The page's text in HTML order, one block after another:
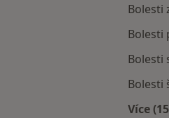
Bolesti
Bolesti
Bolesti
Bolesti
Více